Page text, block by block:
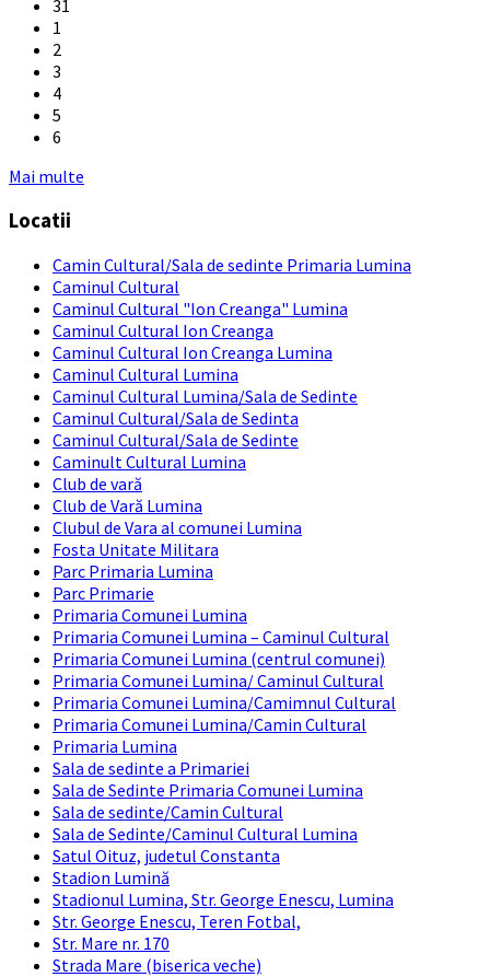
31
1
2
3
4
5
6
Back
calendar
Mai multe
Locatii
Camin Cultural/Sala de sedinte Primaria Lumina
Caminul Cultural
Caminul Cultural "Ion Creanga" Lumina
Caminul Cultural Ion Creanga
Caminul Cultural Ion Creanga Lumina
Caminul Cultural Lumina
Caminul Cultural Lumina/Sala de Sedinte
Caminul Cultural/Sala de Sedinta
Caminul Cultural/Sala de Sedinte
Caminult Cultural Lumina
Club de vară
Club de Vară Lumina
Clubul de Vara al comunei Lumina
Fosta Unitate Militara
Parc Primaria Lumina
Parc Primarie
Primaria Comunei Lumina
Primaria Comunei Lumina – Caminul Cultural
Primaria Comunei Lumina (centrul comunei)
Primaria Comunei Lumina/ Caminul Cultural
Primaria Comunei Lumina/Camimnul Cultural
Primaria Comunei Lumina/Camin Cultural
Primaria Lumina
Sala de sedinte a Primariei
Sala de Sedinte Primaria Comunei Lumina
Sala de sedinte/Camin Cultural
Sala de Sedinte/Caminul Cultural Lumina
Satul Oituz, judetul Constanta
Stadion Lumină
Stadionul Lumina, Str. George Enescu, Lumina
Str. George Enescu, Teren Fotbal,
Str. Mare nr. 170
Strada Mare (biserica veche)